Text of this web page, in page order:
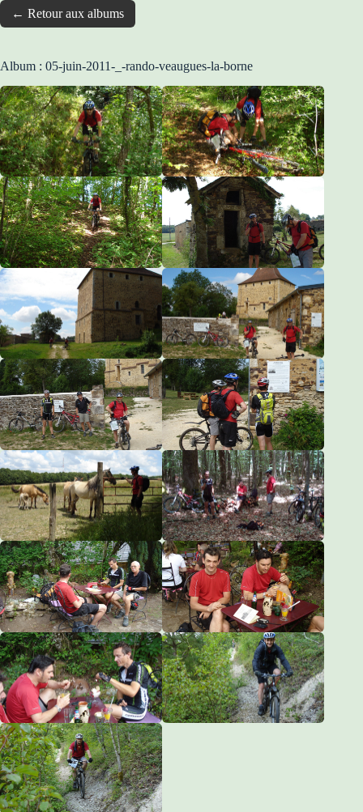
← Retour aux albums
Album : 05-juin-2011-_-rando-veaugues-la-borne